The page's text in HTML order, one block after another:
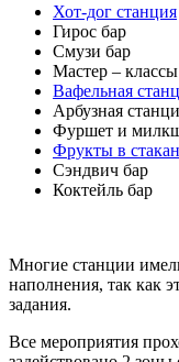
Хот-дог станция
Гирос бар
Смузи бар
Мастер –
Вафельная
Арбузная
Фуршет и
Фрукты в
Сэндвич бар
Коктейль бар
Многие станции
наполнения, так как
задания.
Все мероприятия